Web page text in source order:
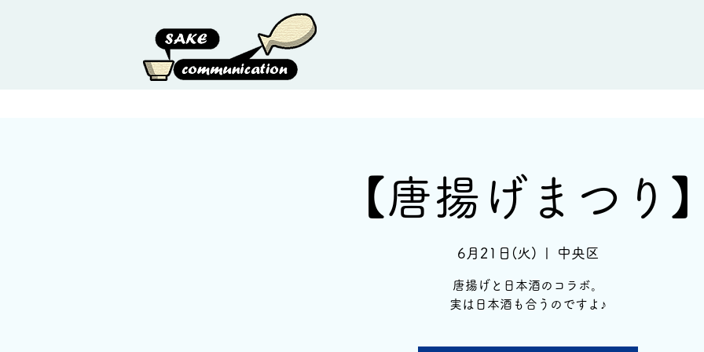
【唐揚げまつり】
6月21日(火) 中央区
唐揚げと日本酒のコラボ。
実は日本酒も合うのですよ♪